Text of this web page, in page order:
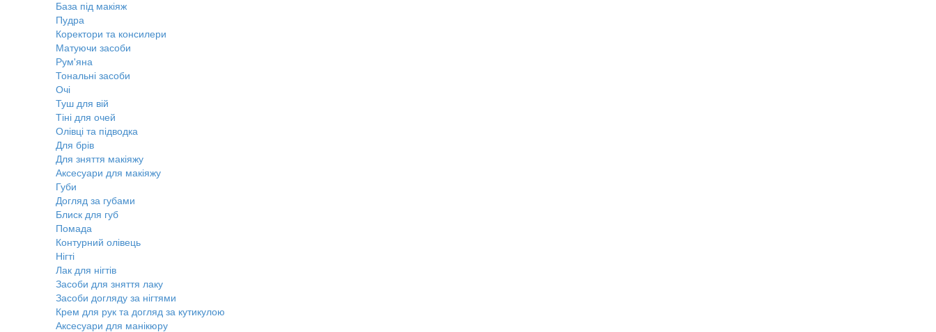
База під макіяж
Пудра
Коректори та консилери
Матуючи засоби
Рум'яна
Тональні засоби
Очі
Туш для вій
Тіні для очей
Олівці та підводка
Для брів
Для зняття макіяжу
Аксесуари для макіяжу
Губи
Догляд за губами
Блиск для губ
Помада
Контурний олівець
Нігті
Лак для нігтів
Засоби для зняття лаку
Засоби догляду за нігтями
Крем для рук та догляд за кутикулою
Аксесуари для манікюру